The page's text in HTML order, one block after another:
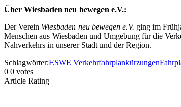
Über Wiesbaden neu bewegen e.V.:
Der Verein Wiesbaden neu bewegen e.V. ging im
Menschen aus Wiesbaden und Umgebung für die
Nahverkehrs in unserer Stadt und der Region.
Schlagwörter:ESWE Verkehrfahrplankürzungen
0 0 votes
Article Rating